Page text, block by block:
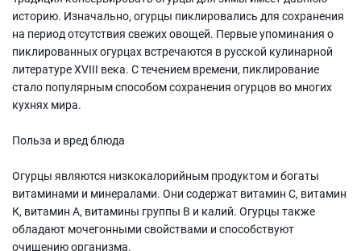
историю. Изначально, огурцы пиклировались для сохранения
на период отсутствия свежих овощей. Первые упоминания о
пиклированных огурцах встречаются в русской кулинарной
литературе XVIII века. С течением времени, пиклирование
стало популярным способом сохранения огурцов во многих
кухнях мира.
Польза и вред блюда
Огурцы являются низкокалорийным продуктом и богаты
витаминами и минералами. Они содержат витамин С, витамин
К, витамин A, витамины группы В и калий. Огурцы также
обладают мочегонными свойствами и способствуют
очищению организма.